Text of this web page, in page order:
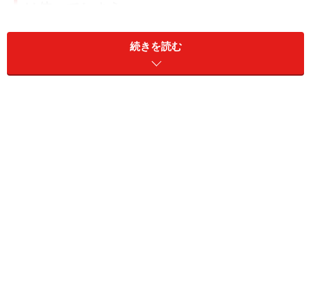
と、つい買い物してしまう」。そんな行動が習慣になっ
ていると、なかなか貯金はできません。
続きを読む